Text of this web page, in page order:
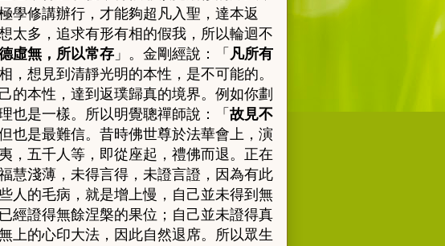
學修講辦行，才能夠超凡入聖，達本返
太多，追求有形有相的假我，所以輪迴不
虛無，所以常存 」。金剛經說： 「 凡所有
，想見到清靜光明的本性，是不可能的。
的本性，達到返璞歸真的境界。例如你劃
也是一樣。所以明覺聰禪師說：「 故見不
也是最難信。昔時佛世尊於法華會上，演
，五千人等，即從座起，禮佛而退。正在
慧淺薄，未得言得，未證言證，因為有此
人的毛病，就是增上慢，自己並未得到無
經證得無餘涅槃的果位；自己並未證得真
上的心印大法，因此自然退席。所以眾生